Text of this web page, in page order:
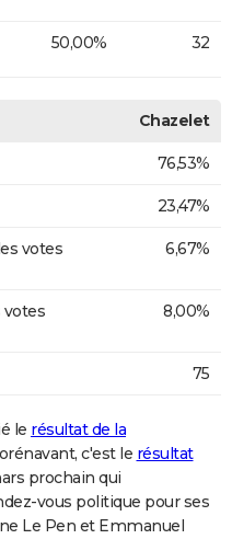
50,00% 32
Chazelet
76,53%
23,47%
votes
6,67%
votes
8,00%
75
le résultat de la
c'est le résultat
prochain qui
vous politique pour ses
Le Pen et Emmanuel